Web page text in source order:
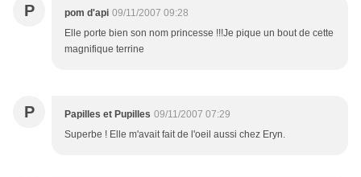
P pom d'api 09/11/2007 09:28
Elle porte bien son nom princesse !!!Je pique un bout de cette
magnifique terrine
P Papilles et Pupilles 09/11/2007 07:29
Superbe ! Elle m'avait fait de l'oeil aussi chez Eryn.